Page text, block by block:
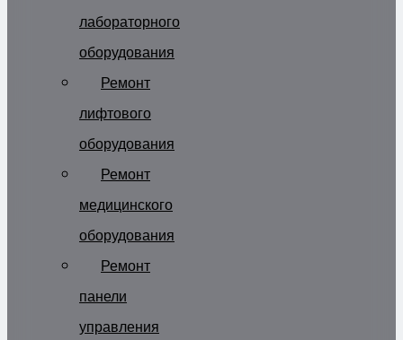
лабораторного
оборудования
Ремонт
лифтового
оборудования
Ремонт
медицинского
оборудования
Ремонт
панели
управления